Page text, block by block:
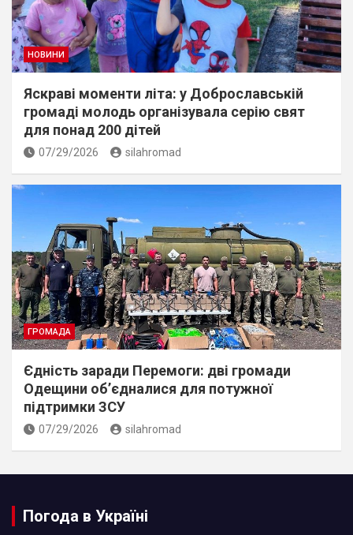
НОВИНИ
Яскраві моменти літа: у Доброславській
громаді молодь організувала серію свят
для понад 200 дітей
07/29/2026 silahromad
ГРОМАДА
Єдність заради Перемоги: дві громади
Одещини об’єдналися для потужної
підтримки ЗСУ
07/29/2026 silahromad
Погода в Україні